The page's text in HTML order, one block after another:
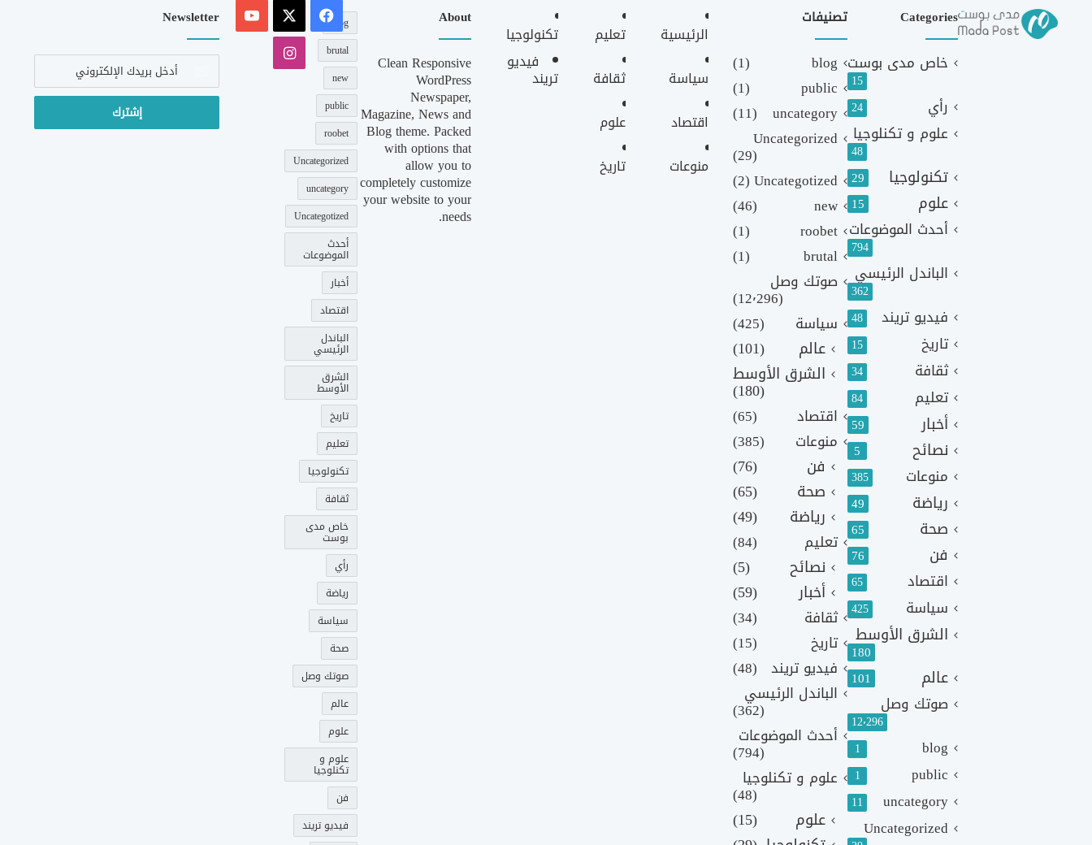
Categories
خاص مدى بوست
15
رأي 24
علوم و تكنلوجيا
48
تكنولوجيا 29
علوم 15
أحدث الموضوعات
794
الباندل الرئيسي
362
فيديو تريند 48
تاريخ 15
ثقافة 34
تعليم 84
أخبار 59
نصائح 5
منوعات 385
رياضة 49
صحة 65
فن 76
اقتصاد 65
سياسة 425
الشرق الأوسط
180
عالم 101
صوتك وصل
12٬296
blog
1
public
1
uncategory
11
Uncategorized
تصنيفات
blog
(1)
public
(1)
uncategory
(11)
Uncategorized
(29)
Uncategotized
(2)
new
(46)
roobet
(1)
brutal
(1)
صوتك وصل
(12٬296)
سياسة
(425)
عالم
(101)
الشرق الأوسط
(180)
اقتصاد
(65)
منوعات
(385)
فن
(76)
صحة
(65)
رياضة
(49)
تعليم (84)
نصائح
(5)
أخبار
(59)
ثقافة
(34)
تاريخ
(15)
فيديو تريند (48)
الباندل الرئيسي
(362)
أحدث الموضوعات
(794)
علوم و تكنلوجيا
(48)
علوم
(15)
الرئيسية
سياسة
اقتصاد
منوعات
تعليم
ثقافة
علوم
تاريخ
تكنولوجيا
فيديو
تريند
About
Clean Responsive
WordPress
Newspaper,
Magazine, News and
Blog theme. Packed
with options that
allow you to
completely customize
your website to your
needs.
blog
brutal
new
public
roobet
Uncategorized
uncategory
Uncategotized
أحدث
الموضوعات
أخبار
اقتصاد
الباندل
الرئيسي
الشرق
الأوسط
تاريخ
تعليم
تكنولوجيا
ثقافة
خاص مدى
بوست
رأي
رياضة
سياسة
صحة
صوتك وصل
عالم
علوم
علوم و
تكنلوجيا
فن
فيديو تريند
فيسبوك
‫X
‫YouTube
انستقرام
Newsletter
أدخل
الإلكتروني